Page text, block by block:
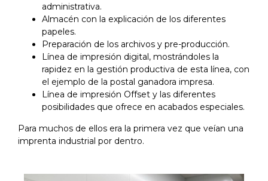
administrativa.
Almacén con la explicación de los diferentes
papeles.
Preparación de los archivos y pre-producción.
Línea de impresión digital, mostrándoles la
rapidez en la gestión productiva de esta línea, con
el ejemplo de la postal ganadora impresa.
Línea de impresión Offset y las diferentes
posibilidades que ofrece en acabados especiales.
Para muchos de ellos era la primera vez que veían una
imprenta industrial por dentro.